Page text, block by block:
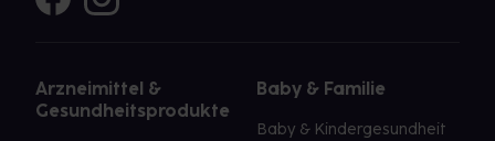
Arzneimittel &
Gesundheitsprodukte
Baby & Familie
Baby & Kindergesundheit